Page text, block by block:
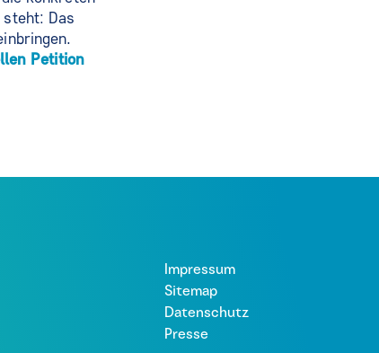
Das
Petition
Impressum
Sitemap
Datenschutz
Presse